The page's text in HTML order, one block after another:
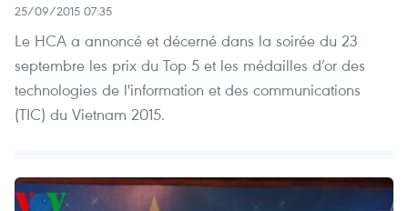
25/09/2015 07:35
Le HCA a annoncé et décerné dans la soirée du 23
septembre les prix du Top 5 et les médailles d’or des
technologies de l'information et des communications
(TIC) du Vietnam 2015.